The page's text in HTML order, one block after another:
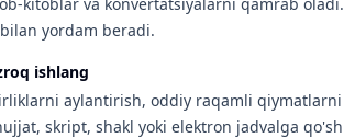
yordam beradi.
ishlang
aylantirish, oddiy raqamli
skript, shakl yoki elektron jadvalga